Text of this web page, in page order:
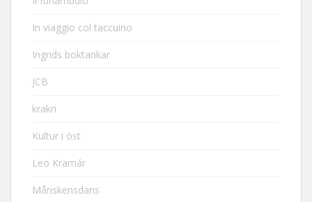
In viaggio col taccuino
Ingrids boktankar
JCB
krakri
Kultur i öst
Leo Kramár
Månskensdans